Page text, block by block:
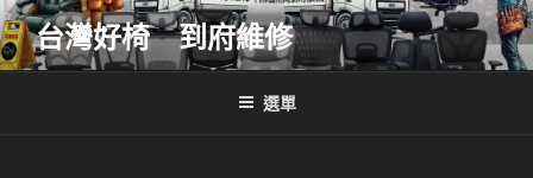
跳
至
主
台灣好椅 到府維修
選單